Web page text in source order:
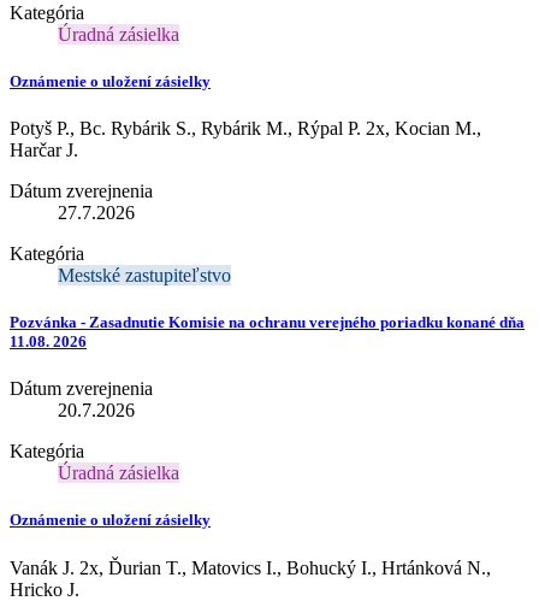
Kategória
Úradná zásielka
Oznámenie o uložení zásielky
Potyš P., Bc. Rybárik S., Rybárik M., Rýpal P. 2x, Kocian M.,
Harčar J.
Dátum zverejnenia
27.7.2026
Kategória
Mestské zastupiteľstvo
Pozvánka - Zasadnutie Komisie na ochranu verejného poriadku konané dňa
11.08. 2026
Dátum zverejnenia
20.7.2026
Kategória
Úradná zásielka
Oznámenie o uložení zásielky
Vanák J. 2x, Ďurian T., Matovics I., Bohucký I., Hrtánková N.,
Hricko J.